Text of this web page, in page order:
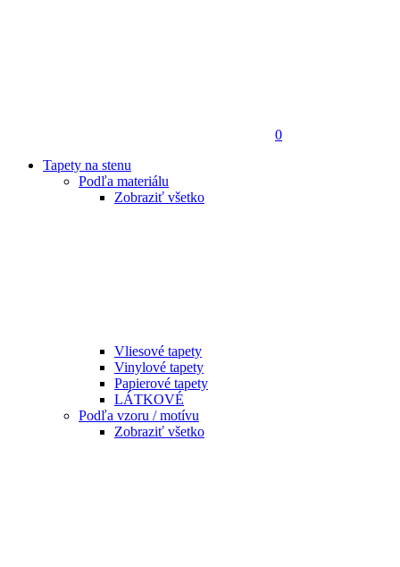
0
Tapety na stenu
Podľa materiálu
Zobraziť všetko
Vliesové tapety
Vinylové tapety
Papierové tapety
LÁTKOVÉ
Podľa vzoru / motívu
Zobraziť všetko